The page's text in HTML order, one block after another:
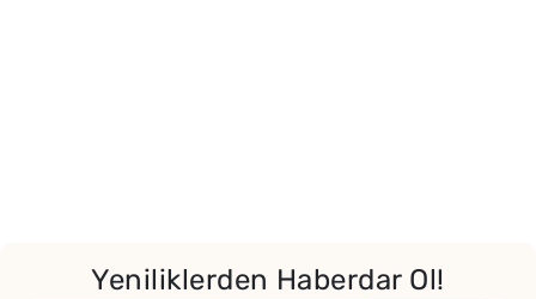
Yeniliklerden Haberdar Ol!